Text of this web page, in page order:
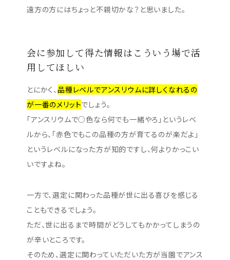
遠方の方にはちょっと不親切かな？と思いました。
会に参加して得た情報はこういう場で活
用してほしい
とにかく、 品種レベルでアンスリウムに詳しくなれるの
が一番のメリットでしょう。
「アンスリウムで○色なら何でも一緒やろ」というレベ
ルから、「赤色でもこの品種の方が育てるのが楽だよ」
というレベルになった方が知的ですし、何よりかっこい
いですよね。
一方で、選定に関わった品種が世に出る喜びを感じる
こともできるでしょう。
ただ、世に出るまで時間がどうしてもかかってしまうの
が辛いところです。
そのため、選定に関わっていただいた方が当園でアンス